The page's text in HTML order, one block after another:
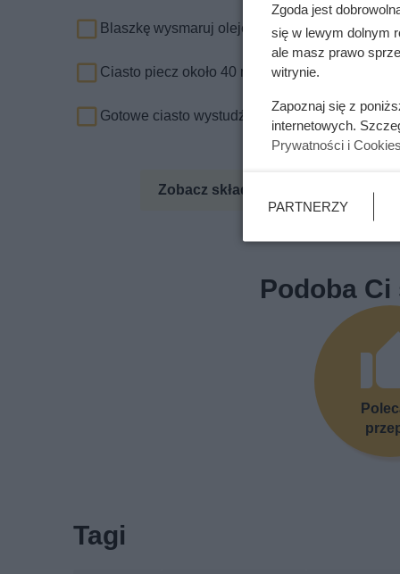
Blaszkę wysmaruj olejem. Do formy wlej
Ciasto piecz około 40 minut w nagrzanym do
Gotowe ciasto wystudź. Możesz je
Zobacz składniki odżywcze
Podoba
Tagi
Zgoda jest
się w lewym dolnym
ale masz prawo
witrynie.
Zapoznaj się z
internetowych.
Prywatności i Cookies
PARTNERZY